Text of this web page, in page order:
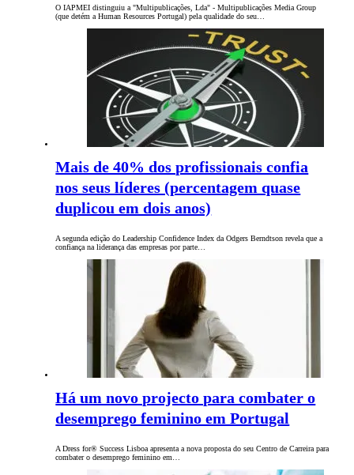
O IAPMEI distinguiu a "Multipublicações, Lda" - Multipublicações Media Group
(que detém a Human Resources Portugal) pela qualidade do seu…
Mais de 40% dos profissionais confia
nos seus líderes (percentagem quase
duplicou em dois anos)
A segunda edição do Leadership Confidence Index da Odgers Berndtson revela que a
confiança na liderança das empresas por parte…
Há um novo projecto para combater o
desemprego feminino em Portugal
A Dress for® Success Lisboa apresenta a nova proposta do seu Centro de Carreira para
combater o desemprego feminino em…